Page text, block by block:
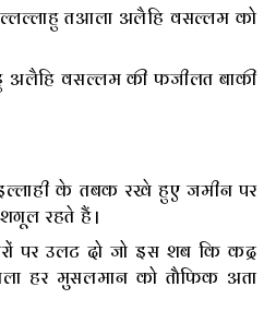
तआला अलैहि वसल्लम को
अलैहि वसल्लम की फजीलत बाकी
इल्लाही के तबक रखे हुए जमीन पर
रहते हैं।
पर उलट दो जो इस शब कि कद्र
हर मुसलमान को तौफिक अता